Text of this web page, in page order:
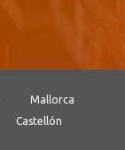
Mallorca
Castellón